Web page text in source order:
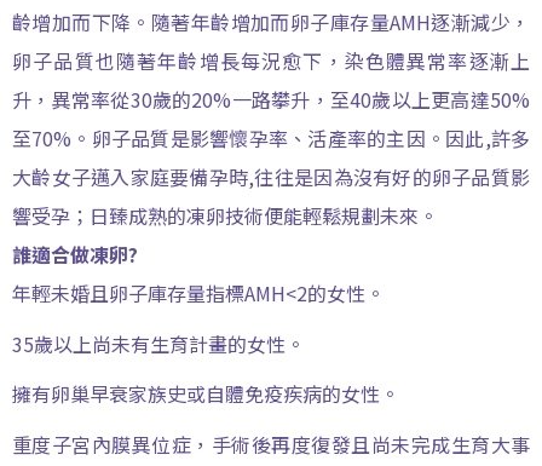
齡增加而下降。隨著年齡增加而卵子庫存量AMH逐漸減少，
卵子品質也隨著年齡增長每況愈下，染色體異常率逐漸上
升，異常率從30歲的20%一路攀升，至40歲以上更高達50%
至70%。卵子品質是影響懷孕率、活產率的主因。因此,許多
大齡女子邁入家庭要備孕時,往往是因為沒有好的卵子品質影
響受孕；日臻成熟的凍卵技術便能輕鬆規劃未來。
誰適合做凍卵?
年輕未婚且卵子庫存量指標AMH<2的女性。
35歲以上尚未有生育計畫的女性。
擁有卵巢早衰家族史或自體免疫疾病的女性。
重度子宮內膜異位症，手術後再度復發且尚未完成生育大事